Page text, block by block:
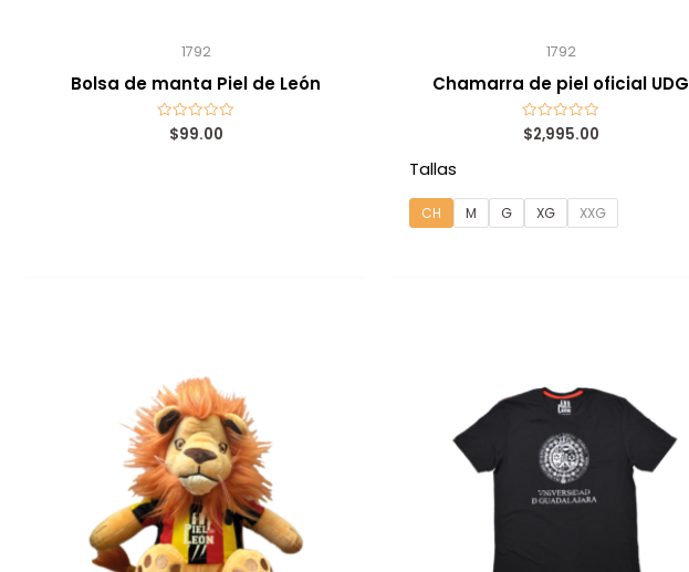
1792
Bolsa de manta Piel de León
Valorado
con
$99.00
1792
Chamarra de piel oficial UDG
Valorado
con
$2,995.00
Tallas
CH M G XG XXG